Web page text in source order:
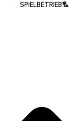
SPIELBETRIEB🏸